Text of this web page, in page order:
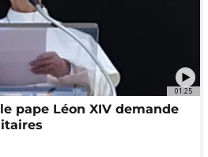
01:25
pape Léon XIV demande